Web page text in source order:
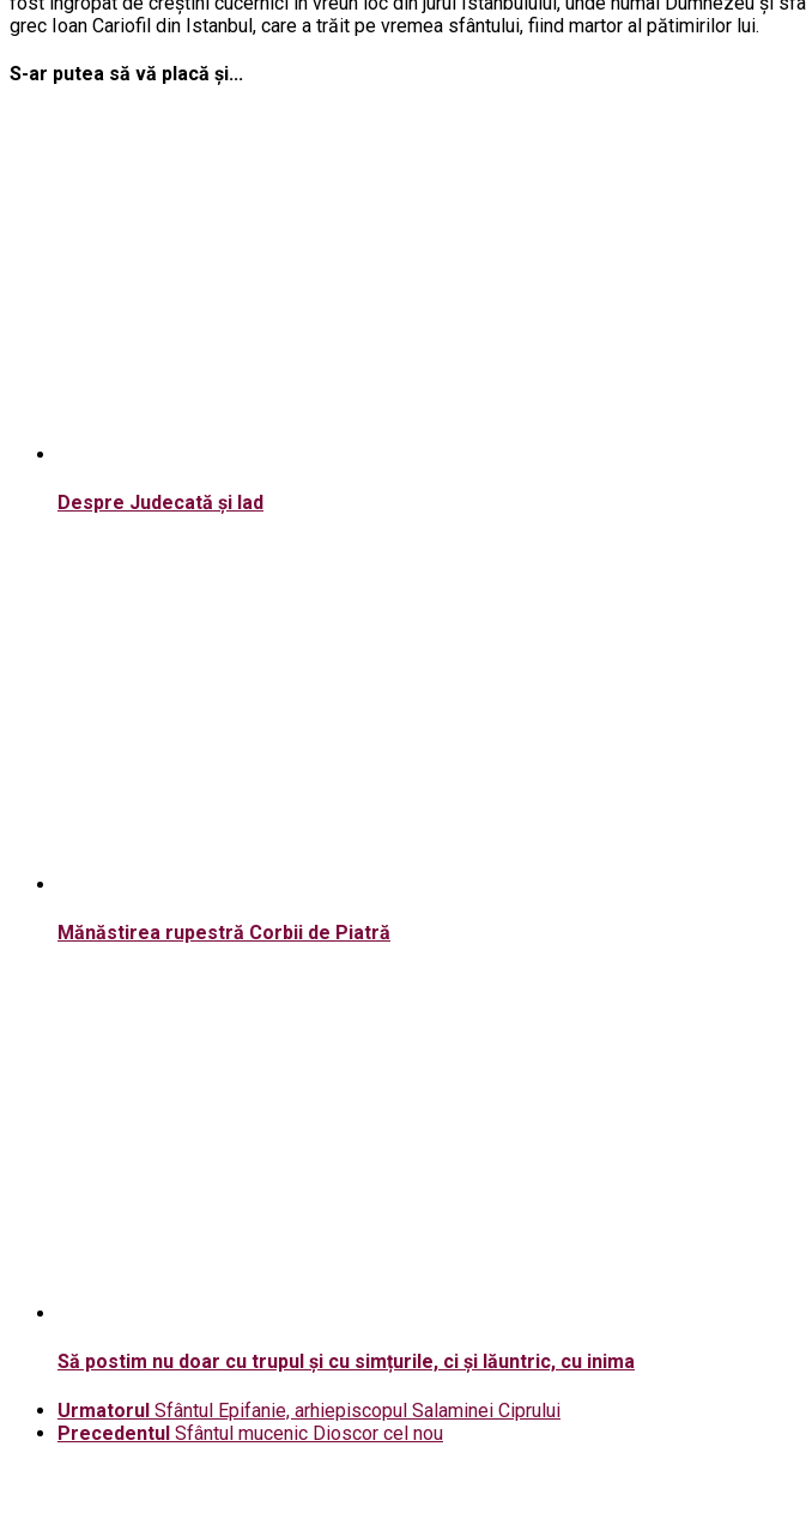
grec Ioan Cariofil din Istanbul, care a trăit pe vremea sfântului, fiind martor al pătimirilor lui.
S-ar putea să vă placă și...
Despre Judecată și Iad
Mănăstirea rupestră Corbii de Piatră
Să postim nu doar cu trupul și cu simțurile, ci și lăuntric, cu inima
Urmatorul Sfântul Epifanie, arhiepiscopul Salaminei Ciprului
Precedentul Sfântul mucenic Dioscor cel nou